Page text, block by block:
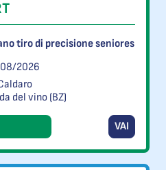
tiro di precisione seniores
2026
del vino (BZ)
VAI